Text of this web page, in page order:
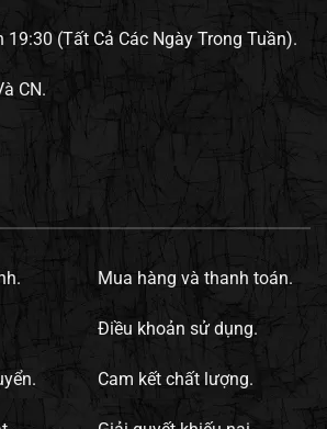
(Tất Cả Các Ngày Trong Tuần).
CN.
Mua hàng và thanh toán.
Điều khoản sử dụng.
Cam kết chất lượng.